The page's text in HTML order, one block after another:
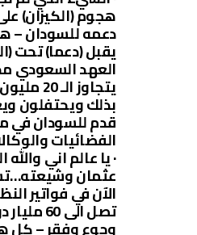
هجوم (الكيزان)
دعمه للسودان –
يقبل (دعما) تحت
العهد السعودي
يتجاوز
بذلك ويحتفلون
قدم للسودان في
الفضائيات
· يا عالم اني
عثمان
الآن في فواتير
تصل الى
وجوع وفقر – كل